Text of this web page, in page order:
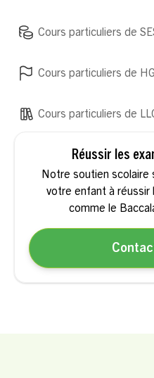
Cours particuliers de
Cours particuliers de
Cours particuliers de
Réussir les
Notre soutien scolaire
votre enfant à réussir
comme le